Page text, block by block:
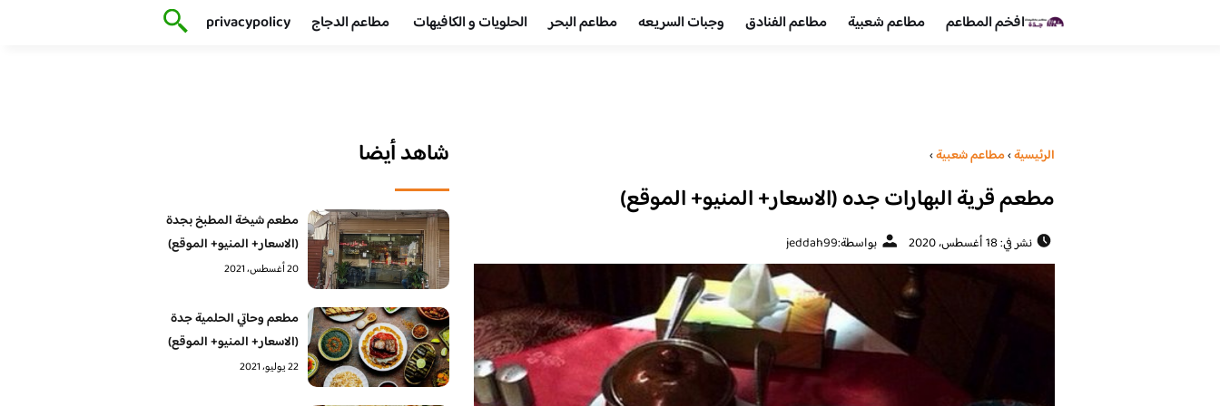
افخم المطاعم مطاعم شعبية مطاعم الفنادق وجبات السريعه مطاعم البحر الحلويات و الكافيهات ‎ مطاعم الدجاج privacypolicy
الرئيسية›مطاعم شعبية›
مطعم قرية البهارات جده (الاسعار+ المنيو+ الموقع)
نشر في: 18 أغسطس، 2020 بواسطة:jeddah99
شاهد أيضا
مطعم شيخة المطبخ بجدة
(الاسعار+ المنيو+ الموقع)
20 أغسطس، 2021
مطعم وحاتي الحلمية جدة
(الاسعار+ المنيو+ الموقع)
22 يوليو، 2021